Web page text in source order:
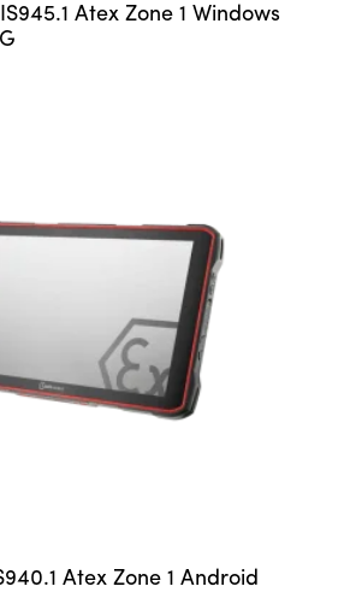
Atex Zone 1 Windows
Atex Zone 1 Android